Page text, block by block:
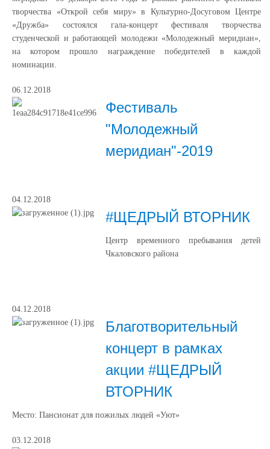
творчества «Открой себя миру» в Культурно-Досуговом Центре
«Дружба» состоялся гала-концерт фестиваля творчества
студенческой и работающей молодежи «Молодежный меридиан»,
на котором прошло награждение победителей в каждой
номинации.
06.12.2018
Фестиваль
"Молодежный
меридиан"-2019
04.12.2018
#ЩЕДРЫЙ ВТОРНИК
Центр временного пребывания детей
Чкаловского района
04.12.2018
Благотворительный
концерт в рамках
акции #ЩЕДРЫЙ
ВТОРНИК
Место: Пансионат для пожилых людей «Уют»
03.12.2018